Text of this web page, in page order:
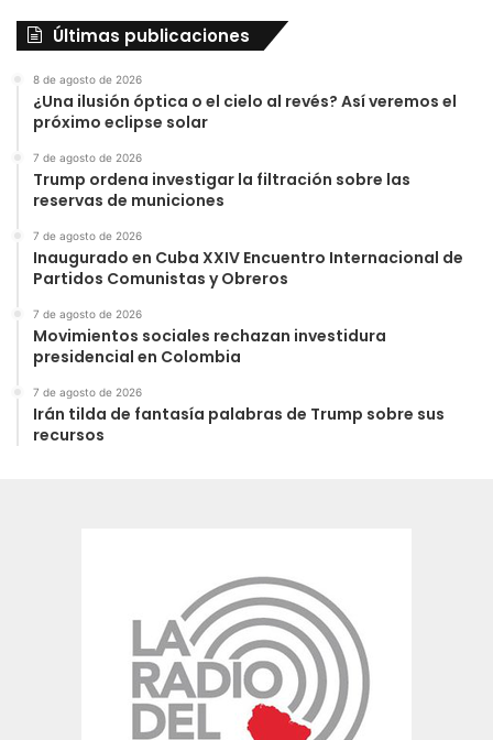
Últimas publicaciones
8 de agosto de 2026
¿Una ilusión óptica o el cielo al revés? Así veremos el
próximo eclipse solar
7 de agosto de 2026
Trump ordena investigar la filtración sobre las
reservas de municiones
7 de agosto de 2026
Inaugurado en Cuba XXIV Encuentro Internacional de
Partidos Comunistas y Obreros
7 de agosto de 2026
Movimientos sociales rechazan investidura
presidencial en Colombia
7 de agosto de 2026
Irán tilda de fantasía palabras de Trump sobre sus
recursos